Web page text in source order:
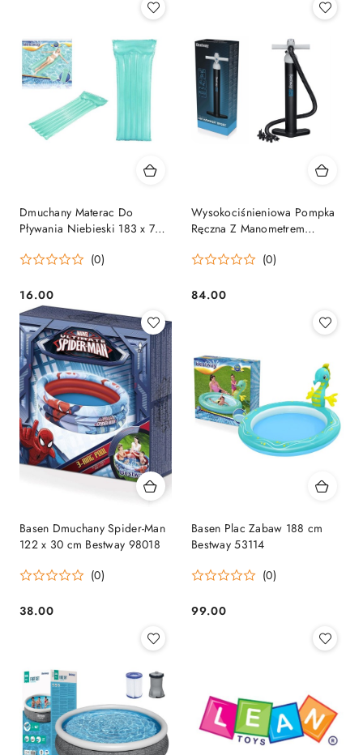
Dmuchany Materac Do
Pływania Niebieski 183 x 76
(0)
Cena:
16.00
Wysokociśnieniowa Pompka
Ręczna Z Manometrem
(0)
Cena:
84.00
Basen Dmuchany Spider-Man
122 x 30 cm Bestway 98018
(0)
Cena:
38.00
Basen Plac Zabaw 188 cm
Bestway 53114
(0)
Cena:
99.00